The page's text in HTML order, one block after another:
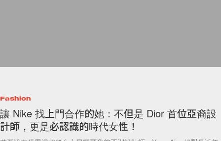
Fashion
讓 Nike 找上門合作的她：不但是 Dior 首位亞裔設
計師，更是必認識的時代女性！